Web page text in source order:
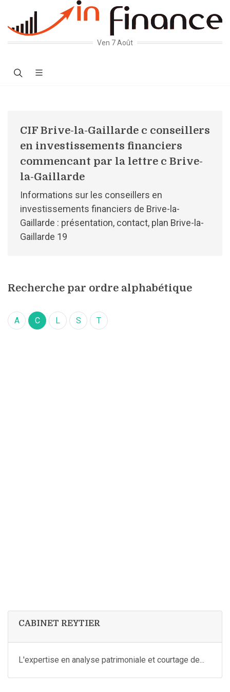
Ven 7 Août
CIF Brive-la-Gaillarde c conseillers
en investissements financiers
commencant par la lettre c Brive-
la-Gaillarde
Informations sur les conseillers en
investissements financiers de Brive-la-
Gaillarde : présentation, contact, plan Brive-la-
Gaillarde 19
Recherche par ordre alphabétique
A C L S T
CABINET REYTIER
L'expertise en analyse patrimoniale et courtage de...